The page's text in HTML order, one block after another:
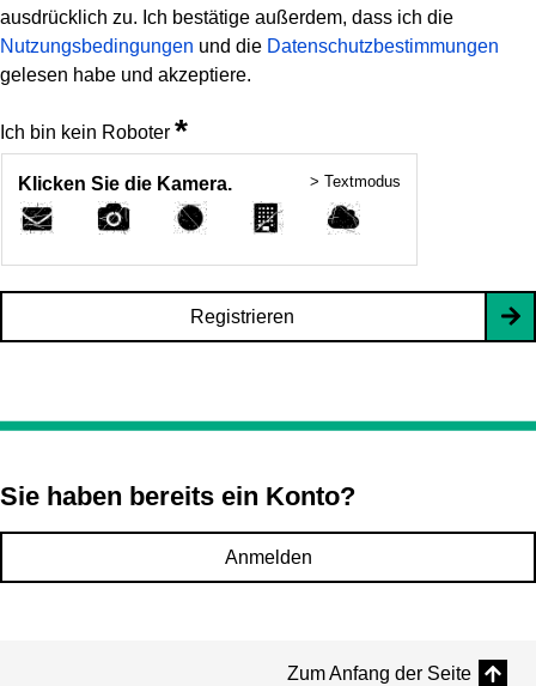
ausdrücklich zu. Ich bestätige außerdem, dass ich die
Nutzungsbedingungen und die Datenschutzbestimmungen
gelesen habe und akzeptiere.
Ich bin kein Roboter *
Klicken Sie die Kamera. > Textmodus
Registrieren
Sie haben bereits ein Konto?
Anmelden
Zum Anfang der Seite